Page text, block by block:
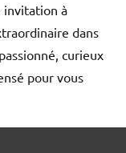
invitation à
dans
curieux
pour vous